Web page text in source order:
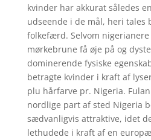
kvinder har akkurat således
udseende i de mål, heri tales
folkefærd. Selvom nigerianere
mørkebrune få øje på og
dominerende fysiske
betragte kvinder i kraft af
plu hårfarve pr. Nigeria.
nordlige part af sted Nigeria
sædvanligvis attraktive, idet
lethudede i kraft af en